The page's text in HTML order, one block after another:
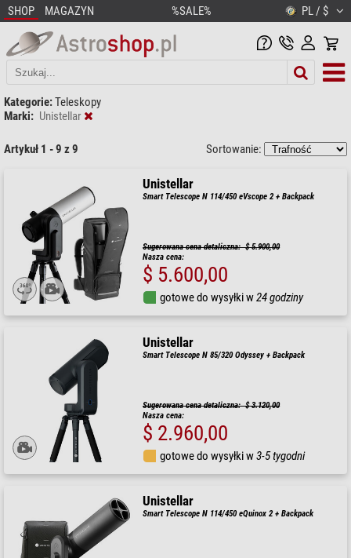
SHOP MAGAZYN %SALE% PL / $
Kategorie:Teleskopy
Marki: Unistellar
Artykuł 1 - 9 z 9 Sortowanie:
Unistellar
Smart Telescope N 114/450 eVscope 2 + Backpack
Sugerowana cena detaliczna: $ 5.900,00
Nasza cena:
$ 5.600,00
gotowe do wysyłki w24 godziny
Unistellar
Smart Telescope N 85/320 Odyssey + Backpack
Sugerowana cena detaliczna: $ 3.120,00
Nasza cena:
$ 2.960,00
gotowe do wysyłki w3-5 tygodni
Unistellar
Smart Telescope N 114/450 eQuinox 2 + Backpack